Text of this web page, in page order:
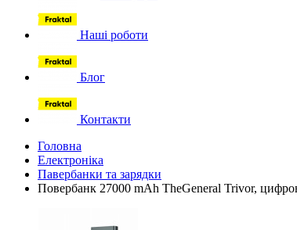
Наші роботи
Блог
Контакти
Головна
Електроніка
Павербанки та зарядки
Повербанк 27000 mAh TheGeneral Trivor,